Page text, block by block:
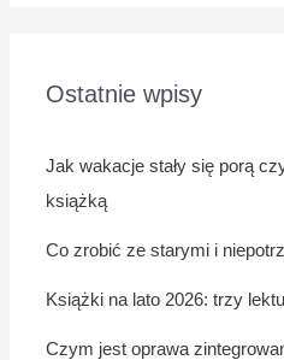
Ostatnie wpisy
Jak wakacje stały się porą
książką
Co zrobić ze starymi i
Książki na lato 2026: trzy
Czym jest oprawa